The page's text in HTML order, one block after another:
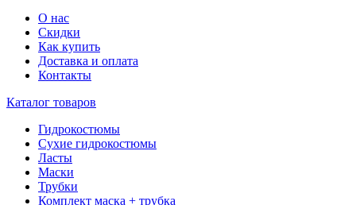
О нас
Скидки
Как купить
Доставка и оплата
Контакты
Каталог товаров
Гидрокостюмы
Сухие гидрокостюмы
Ласты
Маски
Трубки
Комплект маска + трубка